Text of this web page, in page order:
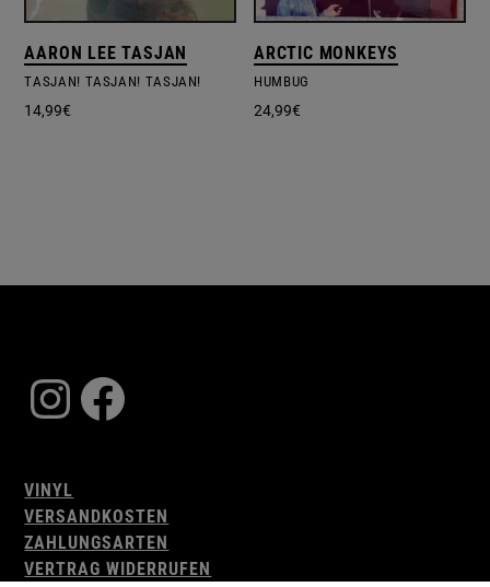
AARON LEE TASJAN
TASJAN! TASJAN! TASJAN!
14,99€
ARCTIC MONKEYS
HUMBUG
24,99€
Instagram
Facebook
VINYL
VERSANDKOSTEN
ZAHLUNGSARTEN
VERTRAG WIDERRUFEN